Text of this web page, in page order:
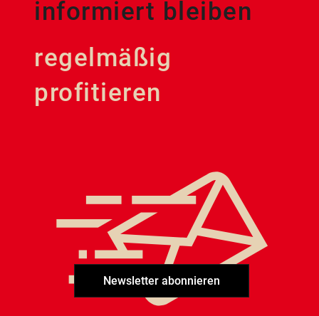
informiert bleiben
regelmäßig
profitieren
Newsletter abonnieren